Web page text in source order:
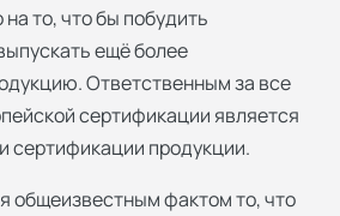
то, что бы побудить
ещё более
Ответственным за все
сертификации является
сертификации продукции.
общеизвестным фактом то, что